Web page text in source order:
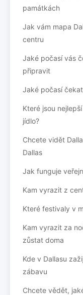
památkách
Jak vám mapa
centru
Jaké počasí vás
připravit
Jaké počasí
Které jsou
jídlo?
Chcete vidět
Dallas
Jak funguje
Kam vyrazit z
Které festivaly v
Kam vyrazit za
zůstat doma
Kde v Dallasu
zábavu
Chcete vědět,